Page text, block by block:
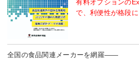
有料オプションの
で、利便性が格段に
全国の食品関連メーカーを網羅――